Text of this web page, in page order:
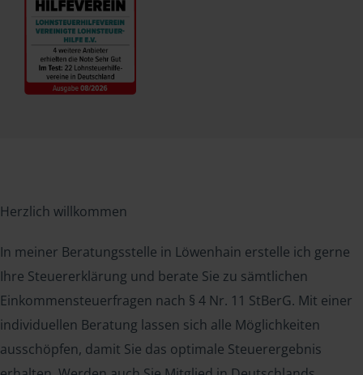
Herzlich willkommen
In meiner Beratungsstelle in Löwenhain erstelle ich gerne
Ihre Steuererklärung und berate Sie zu sämtlichen
Einkommensteuerfragen nach § 4 Nr. 11 StBerG. Mit einer
individuellen Beratung lassen sich alle Möglichkeiten
ausschöpfen, damit Sie das optimale Steuerergebnis